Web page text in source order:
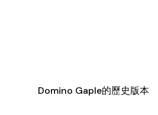
Domino Gaple的歷史版本